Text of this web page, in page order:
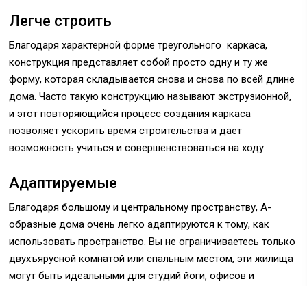
Легче строить
Благодаря характерной форме треугольного каркаса,
конструкция представляет собой просто одну и ту же
форму, которая складывается снова и снова по всей длине
дома. Часто такую конструкцию называют экструзионной,
и этот повторяющийся процесс создания каркаса
позволяет ускорить время строительства и дает
возможность учиться и совершенствоваться на ходу.
Адаптируемые
Благодаря большому и центральному пространству, A-
образные дома очень легко адаптируются к тому, как
использовать пространство. Вы не ограничиваетесь только
двухъярусной комнатой или спальным местом, эти жилища
могут быть идеальными для студий йоги, офисов и